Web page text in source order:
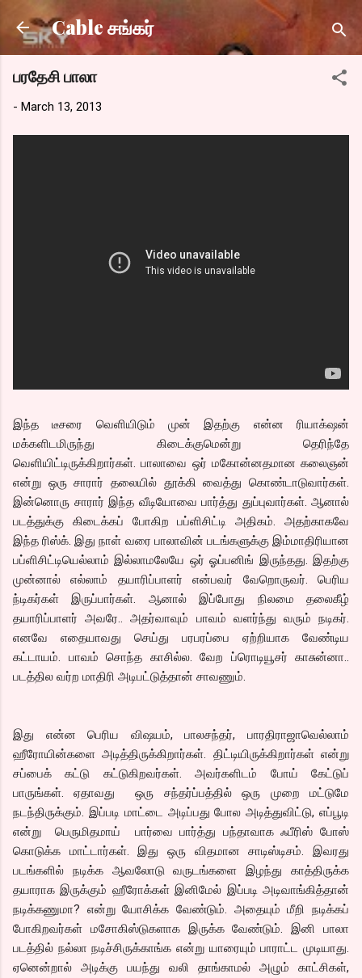
Skip to main content
Cable சங்கர்
பரதேசி பாலா
- March 13, 2013
இந்த டீசரை வெளியிடும் முன் இதற்கு என்ன ரியாக்‌ஷன்
மக்களிடமிருந்து கிடைக்குமென்று தெரிந்தே
வெளியிட்டிருக்கிறார்கள். பாலாவை ஒர் மகோன்னதமான கலைஞன்
என்று ஒரு சாரார் தலையில் தூக்கி வைத்து கொண்டாடுவார்கள்.
இன்னொரு சாரார் இந்த வீடியோவை பார்த்து துப்புவார்கள். ஆனால்
படத்துக்கு கிடைக்கப் போகிற பப்ளிசிட்டி அதிகம். அதற்காகவே
இந்த ரிஸ்க். இது நாள் வரை பாலாவின் படங்களுக்கு இம்மாதிரியான
பப்ளிசிட்டியெல்லாம் இல்லாமலேயே ஒர் ஓப்பனிங் இருந்தது. இதற்கு
முன்னால் எல்லாம் தயாரிப்பாளர் என்பவர் வேறொருவர். பெரிய
ந்டிகர்கள் இருப்பார்கள். ஆனால் இப்போது நிலமை தலைகீழ்
தயாரிப்பாளர் அவரே.. அதர்வாவும் பாவம் வளர்ந்து வரும் நடிகர்.
எனவே எதையாவது செய்து பரபரப்பை ஏற்றியாக வேண்டிய
கட்டாயம். பாவம் சொந்த காசில்ல. வேற ப்ரொடியூசர் காசுன்னா..
படத்தில வர்ற மாதிரி அடிபட்டுத்தான் சாவணும்.
இது என்ன பெரிய விஷயம், பாலசந்தர், பாரதிராஜாவெல்லாம்
ஹீரோயின்களை அடித்திருக்கிறார்கள். திட்டியிருக்கிறார்கள் என்று
சப்பைக் கட்டு கட்டுகிறவர்கள். அவர்களிடம் போய் கேட்டுப்
பாருங்கள். ஏதாவது ஒரு சந்தர்ப்பத்தில் ஒரு முறை மட்டுமே
நடந்திருக்கும். இப்படி மாட்டை அடிப்பது போல அடித்துவிட்டு, எப்பூடி
என்று பெருமிதமாய் பார்வை பார்த்து பந்தாவாக ஃபீரிஸ் போஸ்
கொடுக்க மாட்டார்கள். இது ஒரு விதமான சாடிஸ்டிசம். இவரது
படங்களில் நடிக்க ஆவலோடு வருடங்களை இழந்து காத்திருக்க
தயாராக இருக்கும் ஹீரோக்கள் இனிமேல் இப்படி அடிவாங்கித்தான்
நடிக்கணுமா? என்று யோசிக்க வேண்டும். அதையும் மீறி நடிக்கப்
போகிறவர்கள் மசோகிஸ்டுகளாக இருக்க வேண்டும். இனி பாலா
படத்தில் நல்லா நடிச்சிருக்காங்க என்று யாரையும் பாராட்ட முடியாது.
ஏனென்றால் அடிக்கு பயந்து வலி தாங்காமல் அழும் காட்சிகள்,